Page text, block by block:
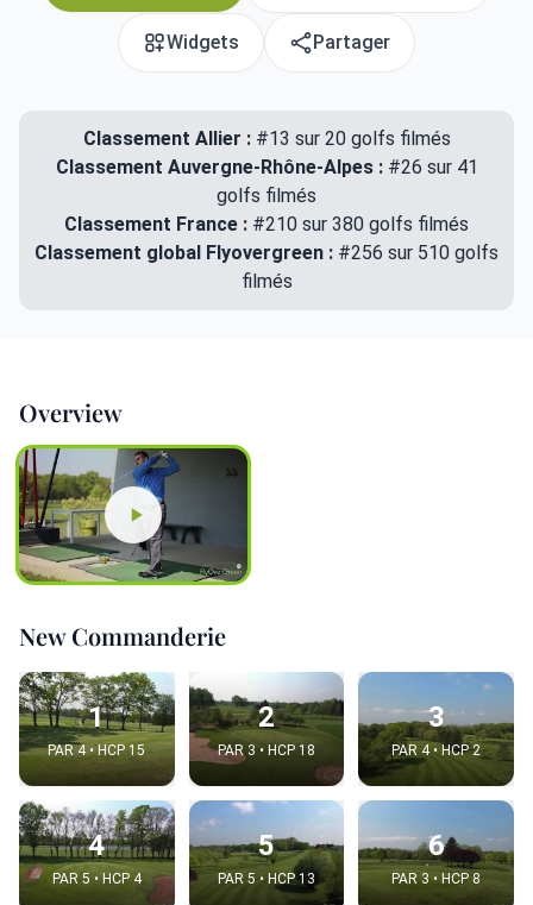
Widgets Partager
Classement Allier :#13 sur 20 golfs filmés
Classement Auvergne-Rhône-Alpes : #26 sur 41
golfs filmés
Classement France : #210 sur 380 golfs filmés
Classement global Flyovergreen : #256 sur 510 golfs
filmés
Overview
New Commanderie
1
PAR 4 • HCP 15
2
PAR 3 • HCP 18
3
PAR 4 • HCP 2
4
PAR 5 • HCP 4
5
PAR 5 • HCP 13
6
PAR 3 • HCP 8